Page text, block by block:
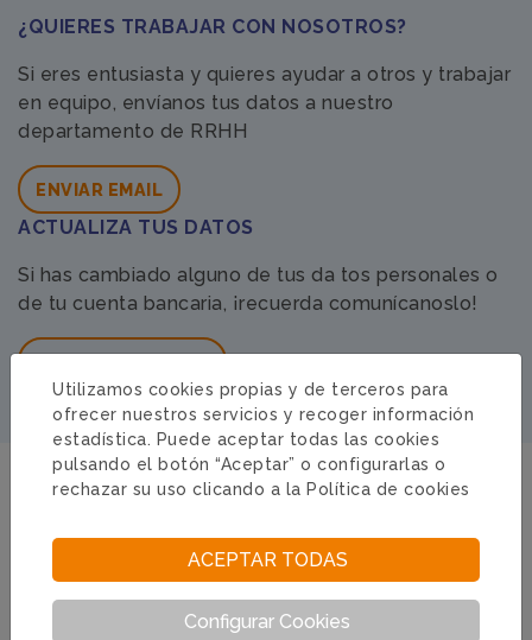
¿QUIERES TRABAJAR CON NOSOTROS?
Si eres entusiasta y quieres ayudar a otros y trabajar
en equipo, envíanos tus datos a nuestro
departamento de RRHH
ENVIAR EMAIL
ACTUALIZA TUS DATOS
Si has cambiado alguno de tus da tos personales o
de tu cuenta bancaria, ¡recuerda comunícanoslo!
Utilizamos cookies propias y de terceros para
ofrecer nuestros servicios y recoger información
estadística. Puede aceptar todas las cookies
pulsando el botón “Aceptar” o configurarlas o
rechazar su uso clicando a la Política de cookies
ACEPTAR TODAS
Configurar Cookies